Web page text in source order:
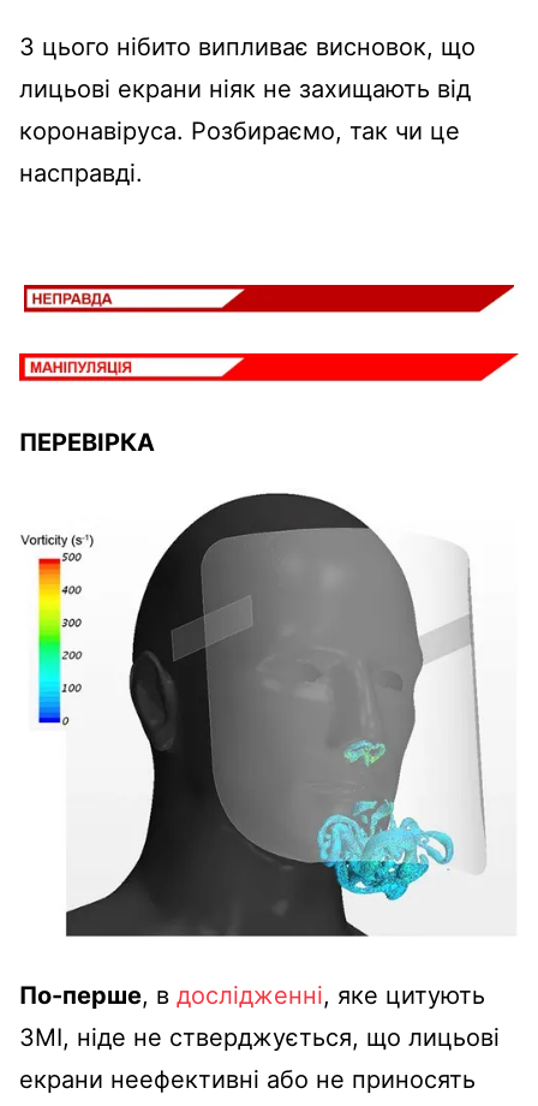
З цього нібито випливає висновок, що
лицьові екрани ніяк не захищають від
коронавіруса. Розбираємо, так чи це
насправді.
ПЕРЕВІРКА
По-перше, в дослідженні, яке цитують
ЗМІ, ніде не стверджується, що лицьові
екрани неефективні або не приносять